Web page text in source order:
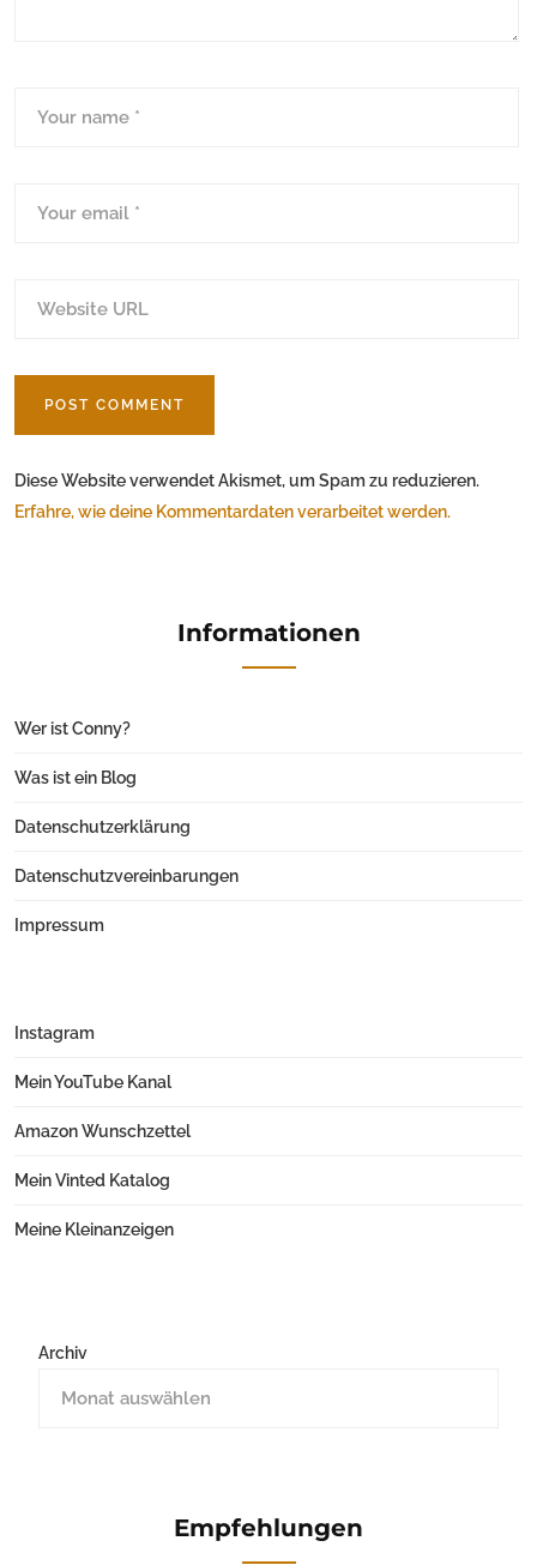
Diese Website verwendet Akismet, um Spam zu reduzieren.
Erfahre, wie deine Kommentardaten verarbeitet werden.
Informationen
Wer ist Conny?
Was ist ein Blog
Datenschutzerklärung
Datenschutzvereinbarungen
Impressum
Instagram
Mein YouTube Kanal
Amazon Wunschzettel
Mein Vinted Katalog
Meine Kleinanzeigen
Archiv
Empfehlungen